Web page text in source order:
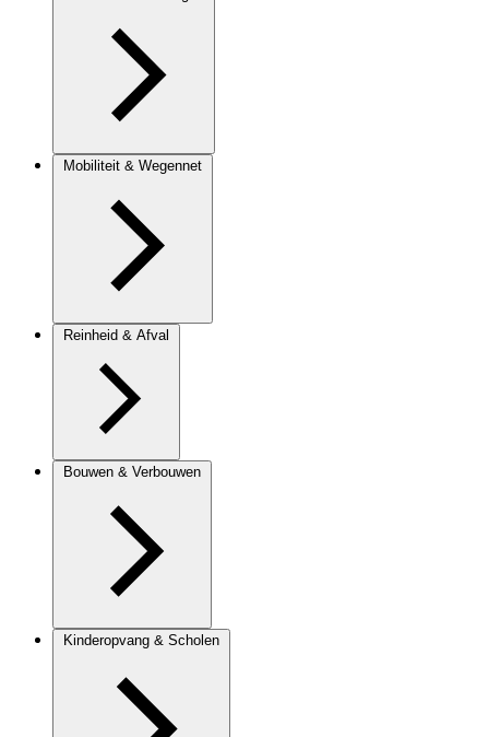
Mobiliteit & Wegennet
Reinheid & Afval
Bouwen & Verbouwen
Kinderopvang & Scholen